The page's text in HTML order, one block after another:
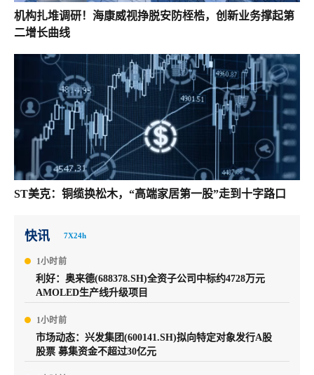
机构扎堆调研！海康威视挣脱安防桎梏，创新业务撑起第
二增长曲线
ST美克：铜缆换松木，“高端家居第一股”走到十字路口
快讯 7X24h
1小时前
利好：奥来德(688378.SH)全资子公司中标约4728万元
AMOLED生产线升级项目
1小时前
市场动态：兴发集团(600141.SH)拟向特定对象发行A股
股票 募集资金不超过30亿元